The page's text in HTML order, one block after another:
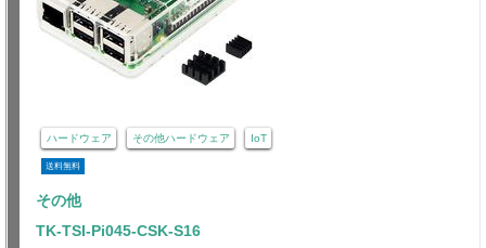
ハードウェア その他ハードウェア IoT
送料無料
その他
TK-TSI-Pi045-CSK-S16